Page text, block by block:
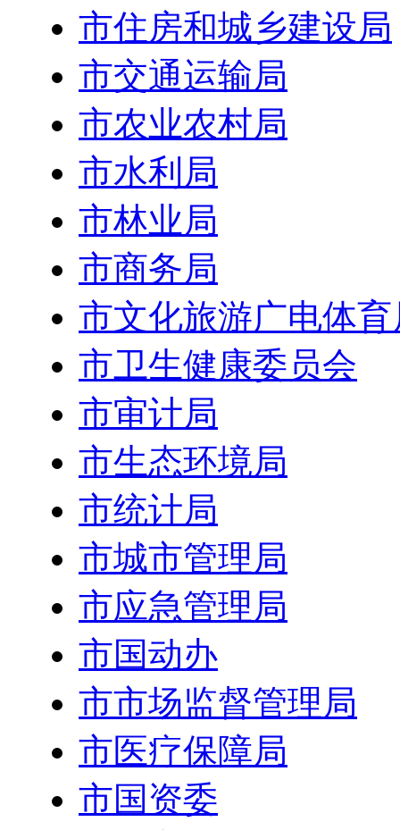
市住房和城乡建设局
市交通运输局
市农业农村局
市水利局
市林业局
市商务局
市文化旅游广电体育
市卫生健康委员会
市审计局
市生态环境局
市统计局
市城市管理局
市应急管理局
市国动办
市市场监督管理局
市医疗保障局
市国资委